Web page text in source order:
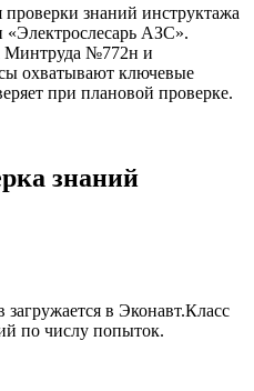
знаний инструктажа
«Электрослесарь АЗС».
Минтруда №772н и
охватывают ключевые
при плановой проверке.
знаний
в Эконавт.Класс
по числу попыток.